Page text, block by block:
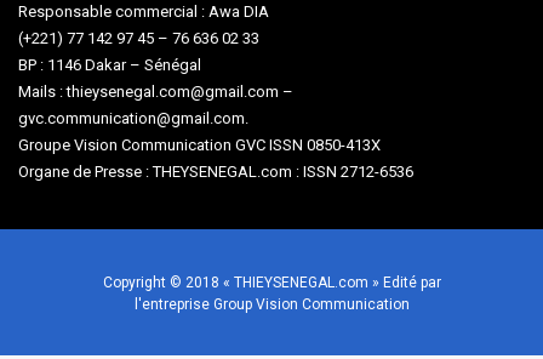
Responsable commercial : Awa DIA
(+221) 77 142 97 45 – 76 636 02 33
BP : 1146 Dakar – Sénégal
Mails : thieysenegal.com@gmail.com –
gvc.communication@gmail.com.
Groupe Vision Communication GVC ISSN 0850-413X
Organe de Presse : THEYSENEGAL.com : ISSN 2712-6536
Copyright © 2018 « THIEYSENEGAL.com » Edité par
l'entreprise Group Vision Communication